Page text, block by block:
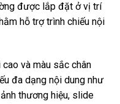
được lắp đặt ở vị trí
hỗ trợ trình chiếu nội
và màu sắc chân
đa dạng nội dung như
thương hiệu, slide